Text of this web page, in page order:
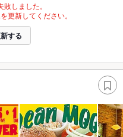
しました。
更新してください。
する